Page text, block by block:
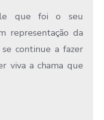
que foi o seu
representação da
continue a fazer
viva a chama que